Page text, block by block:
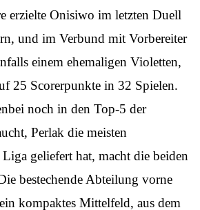
erzielte Onisiwo im letzten Duell
und im Verbund mit Vorbereiter
einem ehemaligen Violetten,
25 Scorerpunkte in 32 Spielen.
noch in den Top-5 der
Perlak die meisten
geliefert hat, macht die beiden
bestechende Abteilung vorne
kompaktes Mittelfeld, aus dem